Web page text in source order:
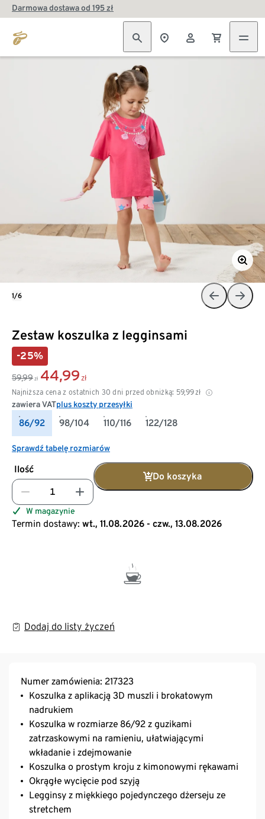
Darmowa dostawa od 195 zł
Zestaw koszulka z legginsami
-25%
59,99 zł 44,99 zł
Najniższa cena z ostatnich 30 dni przed obniżką: 59,99 zł
zawiera VATplus koszty przesyłki
86/92 98/104 110/116 122/128
Sprawdź tabelę rozmiarów
Ilość
Do koszyka
W magazynie
Termin dostawy: wt., 11.08.2026 - czw., 13.08.2026
Dodaj do listy życzeń
1/6
Numer zamówienia: 217323
Koszulka z aplikacją 3D muszli i brokatowym
nadrukiem
Koszulka w rozmiarze 86/92 z guzikami
zatrzaskowymi na ramieniu, ułatwiającymi
wkładanie i zdejmowanie
Koszulka o prostym kroju z kimonowymi rękawami
Okrągłe wycięcie pod szyją
Legginsy z miękkiego pojedynczego dżerseju ze
stretchem